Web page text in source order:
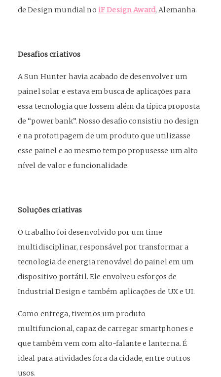
de Design mundial no iF Design Award, Alemanha.
Desafios criativos
A Sun Hunter havia acabado de desenvolver um
painel solar e estava em busca de aplicações para
essa tecnologia que fossem além da típica proposta
de “power bank”. Nosso desafio consistiu no design
e na prototipagem de um produto que utilizasse
esse painel e ao mesmo tempo propusesse um alto
nível de valor e funcionalidade.
Soluções criativas
O trabalho foi desenvolvido por um time
multidisciplinar, responsável por transformar a
tecnologia de energia renovável do painel em um
dispositivo portátil. Ele envolveu esforços de
Industrial Design e também aplicações de UX e UI.
Como entrega, tivemos um produto
multifuncional, capaz de carregar smartphones e
que também vem com alto-falante e lanterna. É
ideal para atividades fora da cidade, entre outros
usos.